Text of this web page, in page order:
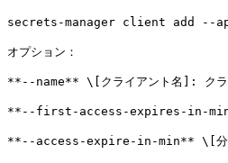
secrets-manager client add --
オプション：
**--name** \[クライアント名]: クラ
**--first-access-expires-in-min**
**--access-expire-in-min** \[分]: